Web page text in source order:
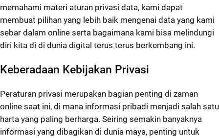
memahami materi aturan privasi data, kami dapat
membuat pilihan yang lebih baik mengenai data yang kami
sebar dalam online serta bagaimana kami bisa melindungi
diri kita di di dunia digital terus terus berkembang ini.
Keberadaan Kebijakan Privasi
Peraturan privasi merupakan bagian penting di zaman
online saat ini, di mana informasi pribadi menjadi salah satu
harta yang paling berharga. Seiring semakin banyaknya
informasi yang dibagikan di dunia maya, penting untuk